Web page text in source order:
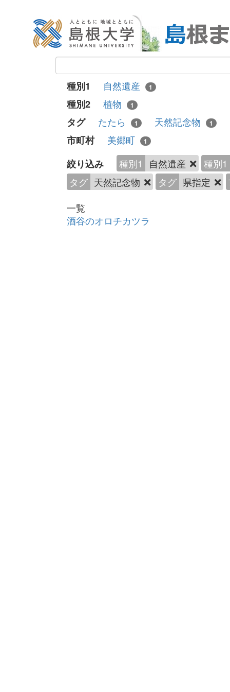
種別1 自然遺産 1
種別2 植物 1
タグ たたら 1 天然記念物 1
市町村
美郷町 1
絞り込み 種別1 自然遺産
種別1
タグ 天然記念物 タグ 県指定
一覧
酒谷のオロチカツラ